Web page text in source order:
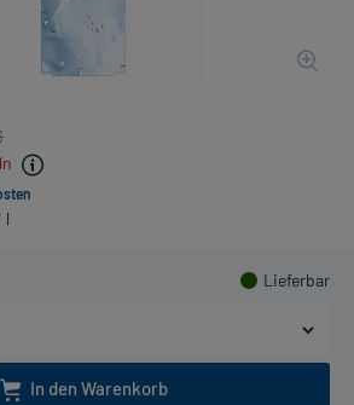
l
Lieferbar
In den Warenkorb